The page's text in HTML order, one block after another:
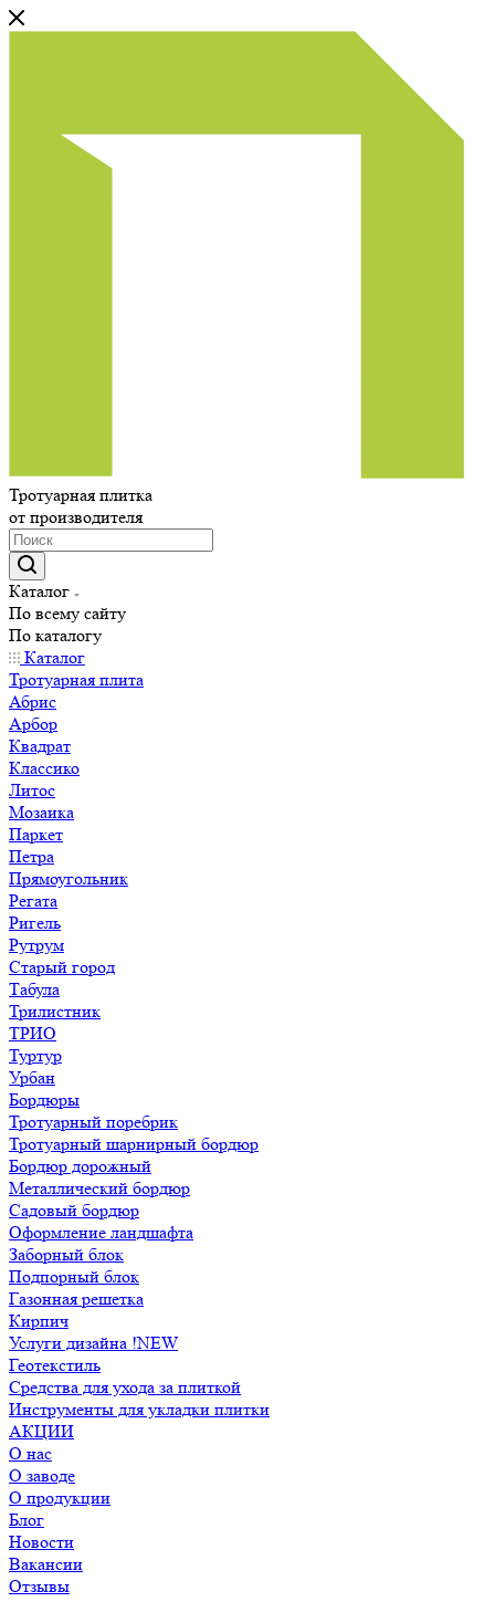
Тротуарная плитка
от производителя
Каталог
По всему сайту
По каталогу
Каталог
Тротуарная плита
Абрис
Арбор
Квадрат
Классико
Литос
Мозаика
Паркет
Петра
Прямоугольник
Регата
Ригель
Рутрум
Старый город
Табула
Трилистник
ТРИО
Туртур
Урбан
Бордюры
Тротуарный поребрик
Тротуарный шарнирный бордюр
Бордюр дорожный
Металлический бордюр
Садовый бордюр
Оформление ландшафта
Заборный блок
Подпорный блок
Газонная решетка
Кирпич
Услуги дизайна !NEW
Геотекстиль
Средства для ухода за плиткой
Инструменты для укладки плитки
АКЦИИ
О нас
О заводе
О продукции
Блог
Новости
Вакансии
Отзывы